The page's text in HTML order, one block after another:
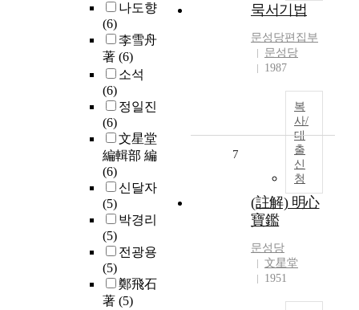
나도향
(6)
李雪舟
著 (6)
소석
(6)
정일진
(6)
文星堂
編輯部 編
(6)
신달자
(5)
박경리
(5)
전광용
(5)
鄭飛石
著 (5)
묵서기법
문성당편집부
문성당
1987
복
사/
대
출
신
청
7
(註解) 明心
寶鑑
문성당
文星堂
1951